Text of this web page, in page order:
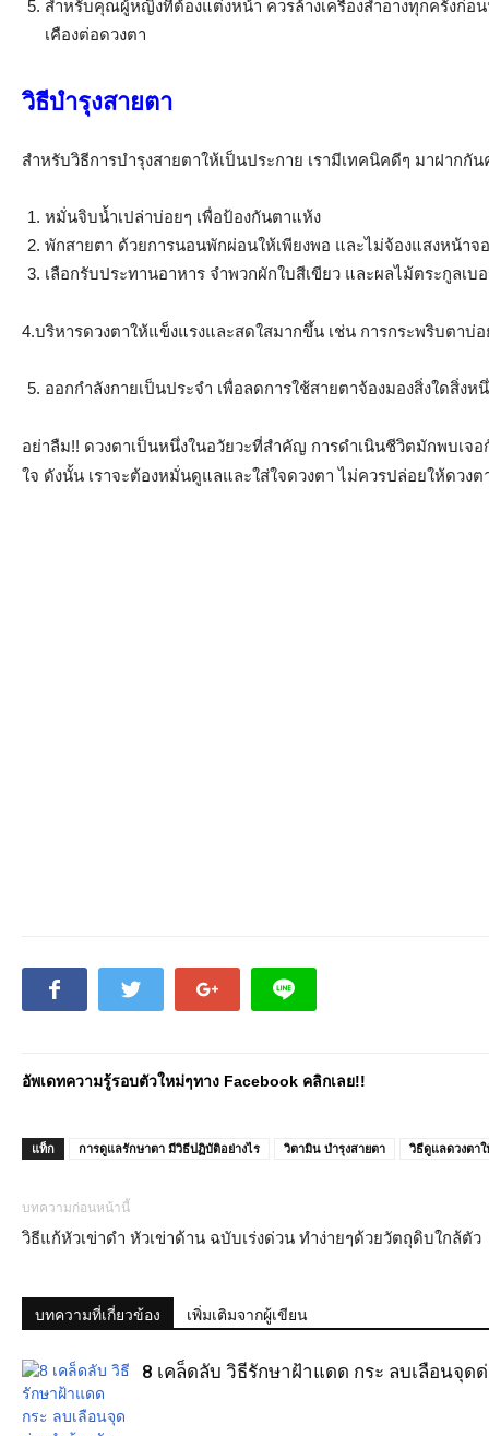
สำหรับคุณผู้หญิงที่ต้องแต่งหน้า ควรล้างเครื่องสำอางทุกครั้งก่
เคืองต่อดวงตา
วิธีบำรุงสายตา
สำหรับวิธีการบำรุงสายตาให้เป็นประกาย เรามีเทคนิคดีๆ มาฝากกัน
หมั่นจิบน้ำเปล่าบ่อยๆ เพื่อป้องกันตาแห้ง
พักสายตา ด้วยการนอนพักผ่อนให้เพียงพอ และไม่จ้องแสงหน้าจ
เลือกรับประทานอาหาร จำพวกผักใบสีเขียว และผลไม้ตระกูลเ
4.บริหารดวงตาให้แข็งแรงและสดใสมากขึ้น เช่น การกระพริบตาบ่
ออกกำลังกายเป็นประจำ เพื่อลดการใช้สายตาจ้องมองสิ่งใดสิ่งห
อย่าลืม!! ดวงตาเป็นหนึ่งในอวัยวะที่สำคัญ การดำเนินชีวิตมักพบเจ
ใจ ดังนั้น เราจะต้องหมั่นดูแลและใส่ใจดวงตา ไม่ควรปล่อยให้ดวง
อัพเดทความรู้รอบตัวใหม่ๆทาง Facebook คลิกเลย!!
แท็ก การดูแลรักษาตา มีวิธีปฏิบัติอย่างไร วิตามิน บํารุงสายตา วิธีดูแลดวงตา
บทความก่อนหน้านี้
วิธีแก้หัวเข่าดำ หัวเข่าด้าน ฉบับเร่งด่วน ทำง่ายๆด้วยวัตถุดิบใกล้ตัว
บทความที่เกี่ยวข้อง เพิ่มเติมจากผู้เขียน
8 เคล็ดลับ วิธีรักษาฝ้าแดด กระ ลบเลือนจุด